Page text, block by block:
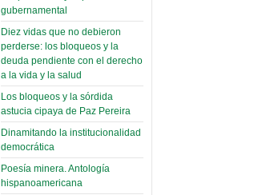
Lunes, 27 Mayo 2019
Read more...
Creacionismo,
filtraciones e
inicio de la
campaña del
MAS
(Miscelánea
palaciega 6)
El Infamatorio
gubernamental
Diez vidas que no debieron
perderse: los bloqueos y la
deuda pendiente con el derecho
a la vida y la salud
Los bloqueos y la sórdida
astucia cipaya de Paz Pereira
Dinamitando la institucionalidad
democrática
Poesía minera. Antología
hispanoamericana